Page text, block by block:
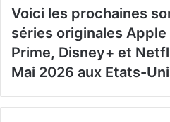
Voici les prochaines
séries originales Apple
Prime, Disney+ et
Mai 2026 aux Etats-